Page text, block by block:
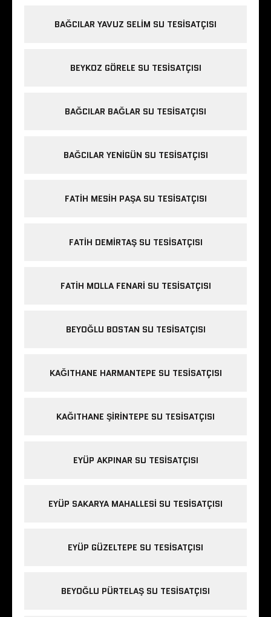
BAĞCILAR YAVUZ SELIM SU TESISATÇISI
BEYKOZ GÖRELE SU TESISATÇISI
BAĞCILAR BAĞLAR SU TESISATÇISI
BAĞCILAR YENIGÜN SU TESISATÇISI
FATIH MESIH PAŞA SU TESISATÇISI
FATIH DEMIRTAŞ SU TESISATÇISI
FATIH MOLLA FENARI SU TESISATÇISI
BEYOĞLU BOSTAN SU TESISATÇISI
KAĞITHANE HARMANTEPE SU TESISATÇISI
KAĞITHANE ŞIRINTEPE SU TESISATÇISI
EYÜP AKPINAR SU TESISATÇISI
EYÜP SAKARYA MAHALLESI SU TESISATÇISI
EYÜP GÜZELTEPE SU TESISATÇISI
BEYOĞLU PÜRTELAŞ SU TESISATÇISI